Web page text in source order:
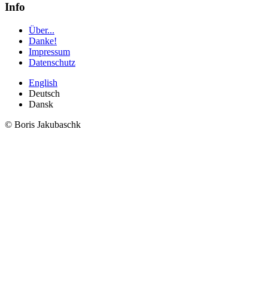
Info
Über...
Danke!
Impressum
Datenschutz
English
Deutsch
Dansk
© Boris Jakubaschk